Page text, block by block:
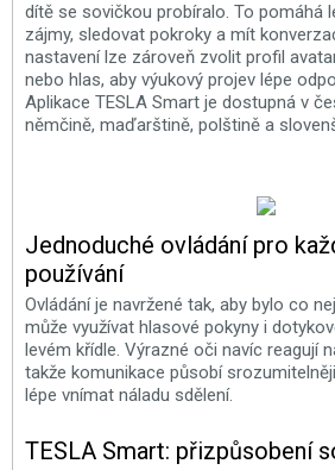
dítě se sovičkou probíralo. To pomáhá
zájmy, sledovat pokroky a mít
nastavení lze zároveň zvolit profil
nebo hlas, aby výukový projev lépe
Aplikace TESLA Smart je dostupná v
němčině, maďarštině, polštině a
Jednoduché ovládání pro
používání
Ovládání je navržené tak, aby bylo co
může využívat hlasové pokyny i
levém křídle. Výrazné oči navíc reagují
takže komunikace působí
lépe vnímat náladu sdělení.
TESLA Smart: přizpůsobení